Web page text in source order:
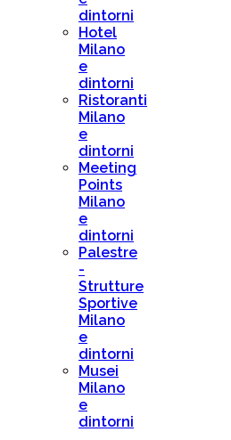
dintorni
Hotel
Milano
e
dintorni
Ristoranti
Milano
e
dintorni
Meeting
Points
Milano
e
dintorni
Palestre
-
Strutture
Sportive
Milano
e
dintorni
Musei
Milano
e
dintorni